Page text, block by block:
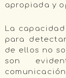
apropiada y
La
para
de ellos no
son